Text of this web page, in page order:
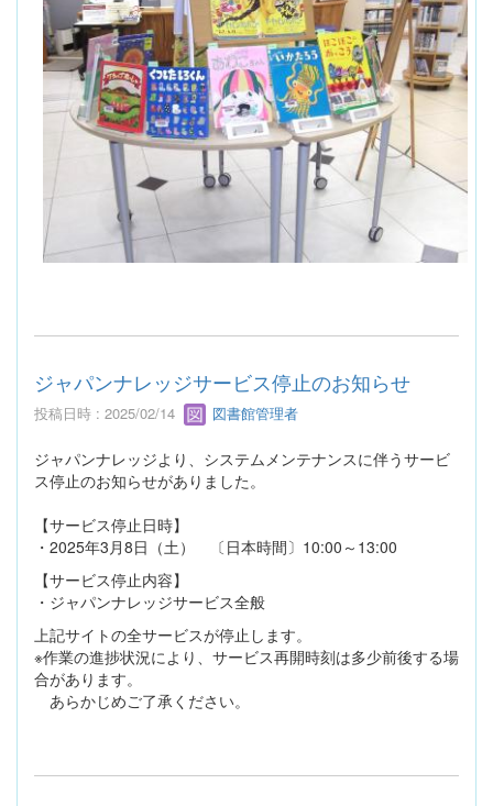
ジャパンナレッジサービス停止のお知らせ
投稿日時 : 2025/02/14 図書館管理者
ジャパンナレッジより、システムメンテナンスに伴うサービ
ス停止のお知らせがありました。
【サービス停止日時】
・2025年3月8日（土） 〔日本時間〕10:00～13:00
【サービス停止内容】
・ジャパンナレッジサービス全般
上記サイトの全サービスが停止します。
※作業の進捗状況により、サービス再開時刻は多少前後する場
合があります。
あらかじめご了承ください。